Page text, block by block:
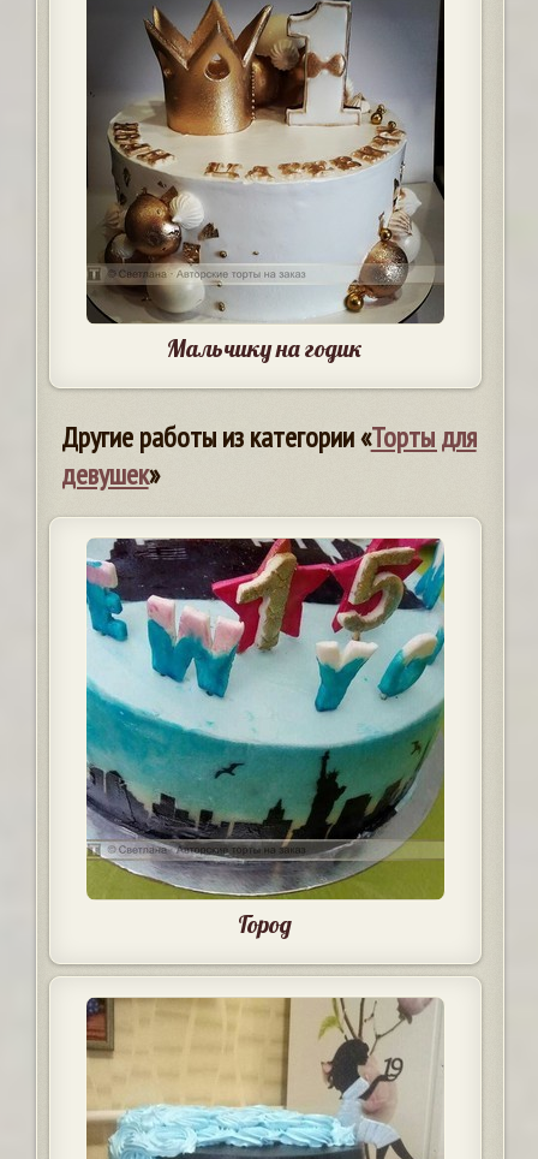
Мальчику на годик
Другие работы из категории «Торты для
девушек»
Город